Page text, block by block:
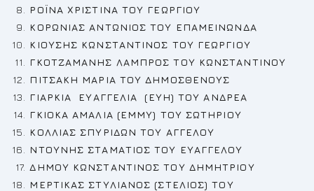
ΡΟΪΝΑ ΧΡΙΣΤΙΝΑ ΤΟΥ ΓΕΩΡΓΙΟΥ
ΚΟΡΩΝΙΑΣ ΑΝΤΩΝΙΟΣΤΟΥ ΕΠΑΜΕΙΝΩΝΔΑ
ΚΙΟΥΣΗΣ ΚΩΝΣΤΑΝΤΙΝΟΣ ΤΟΥ ΓΕΩΡΓΙΟΥ
ΓΚΟΤΖΑΜΑΝΗΣ ΛΑΜΠΡΟΣ ΤΟΥ ΚΩΝΣΤΑΝΤΙΝΟΥ
ΠΙΤΣΑΚΗ ΜΑΡΙΑ ΤΟΥ ΔΗΜΟΣΘΕΝΟΥΣ
ΓΙΑΡΚΙΑ ΕΥΑΓΓΕΛΙΑ (ΕΥΗ) ΤΟΥ ΑΝΔΡΕΑ
ΓΚΙΟΚΑ ΑΜΑΛΙΑ (ΕΜΜΥ) ΤΟΥ ΣΩΤΗΡΙΟΥ
ΚΟΛΛΙΑΣ ΣΠΥΡΙΔΩΝ ΤΟΥ ΑΓΓΕΛΟΥ
ΝΤΟΥΝΗΣ ΣΤΑΜΑΤΙΟΣ ΤΟΥ ΕΥΑΓΓΕΛΟΥ
ΔΗΜΟΥ ΚΩΝΣΤΑΝΤΙΝΟΣ ΤΟΥ ΔΗΜΗΤΡΙΟΥ
ΜΕΡΤΙΚΑΣ ΣΤΥΛΙΑΝΟΣ (ΣΤΕΛΙΟΣ) ΤΟΥ